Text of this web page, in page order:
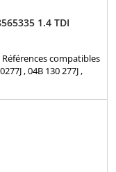
1.4 TDI
compatibles
, 04B 130 277J ,